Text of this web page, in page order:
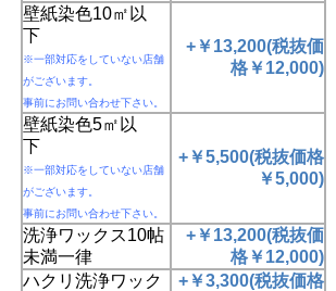
壁紙染色10㎡以
下
※一部対応をしていない店舗
がございます。
事前にお問い合わせ下さい。
+￥13,200(税抜価
格￥12,000)
壁紙染色5㎡以
下
※一部対応をしていない店舗
がございます。
事前にお問い合わせ下さい。
+￥5,500(税抜価格
￥5,000)
洗浄ワックス10帖
未満一律
+￥13,200(税抜価
格￥12,000)
ハクリ洗浄ワック
+￥3,300(税抜価格